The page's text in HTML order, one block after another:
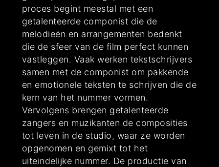
proces begint meestal met een
getalenteerde componist die de
melodieën en arrangementen bedenkt
die de sfeer van de film perfect kunnen
vastleggen. Vaak werken tekstschrijvers
samen met de componist om pakkende
en emotionele teksten te schrijven die de
kern van het nummer vormen.
Vervolgens brengen getalenteerde
zangers en muzikanten de composities
tot leven in de studio, waar ze worden
opgenomen en gemixt tot het
uiteindelijke nummer. De productie van